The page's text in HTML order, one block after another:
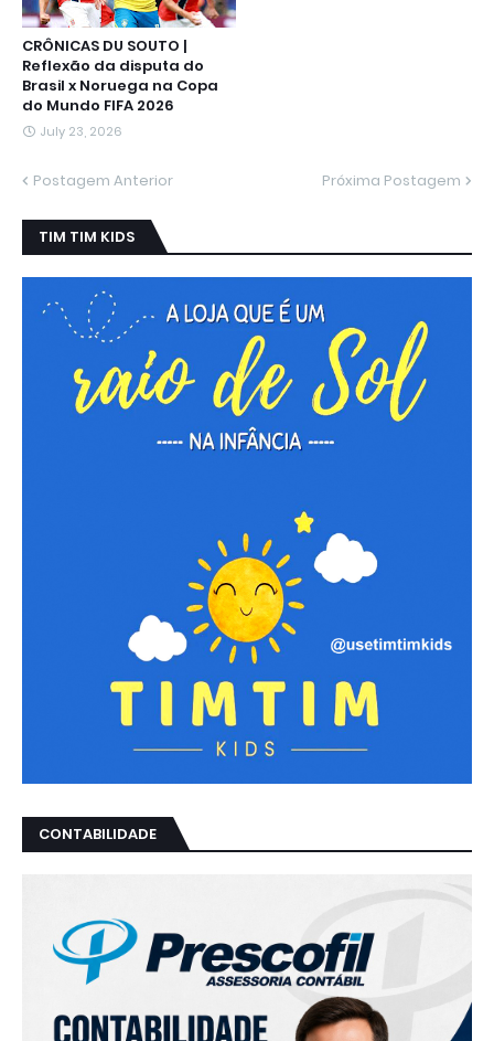
CRÔNICAS DU SOUTO |
Reflexão da disputa do
Brasil x Noruega na Copa
do Mundo FIFA 2026
July 23, 2026
Postagem Anterior Próxima Postagem
TIM TIM KIDS
CONTABILIDADE